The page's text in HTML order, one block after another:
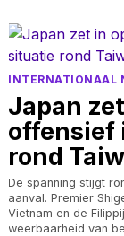
INTERNATIONAAL
Japan
offensief
rond
De spanning stijgt
aanval. Premier
Vietnam en de
weerbaarheid van